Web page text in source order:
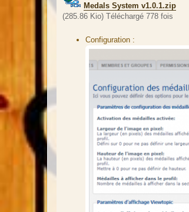
e
Medals System v1.0.1.zip
(285.86 Kio) Téléchargé 778 fois
Configuration :